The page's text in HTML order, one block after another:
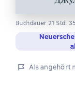
Buchdauer 21 Std.
Als angehört